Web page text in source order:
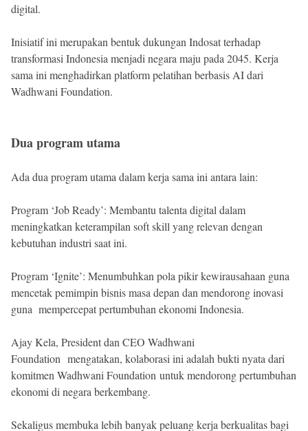
digital.
Inisiatif ini merupakan bentuk dukungan Indosat terhadap
transformasi Indonesia menjadi negara maju pada 2045. Kerja
sama ini menghadirkan platform pelatihan berbasis AI dari
Wadhwani Foundation.
Dua program utama
Ada dua program utama dalam kerja sama ini antara lain:
Program ‘Job Ready’: Membantu talenta digital dalam
meningkatkan keterampilan soft skill yang relevan dengan
kebutuhan industri saat ini.
Program ‘Ignite’: Menumbuhkan pola pikir kewirausahaan guna
mencetak pemimpin bisnis masa depan dan mendorong inovasi
guna mempercepat pertumbuhan ekonomi Indonesia.
Ajay Kela, President dan CEO Wadhwani
Foundation mengatakan, kolaborasi ini adalah bukti nyata dari
komitmen Wadhwani Foundation untuk mendorong pertumbuhan
ekonomi di negara berkembang.
Sekaligus membuka lebih banyak peluang kerja berkualitas bagi